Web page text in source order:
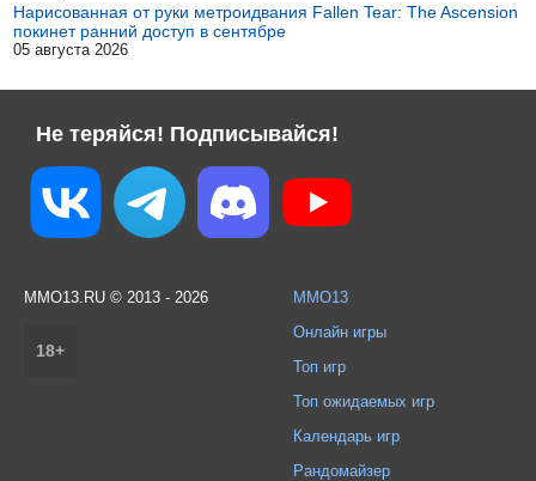
Нарисованная от руки метроидвания Fallen Tear: The Ascension
покинет ранний доступ в сентябре
05 августа 2026
Не теряйся! Подписывайся!
MMO13.RU © 2013 - 2026
18+
MMO13
Онлайн игры
Топ игр
Топ ожидаемых игр
Календарь игр
Рандомайзер